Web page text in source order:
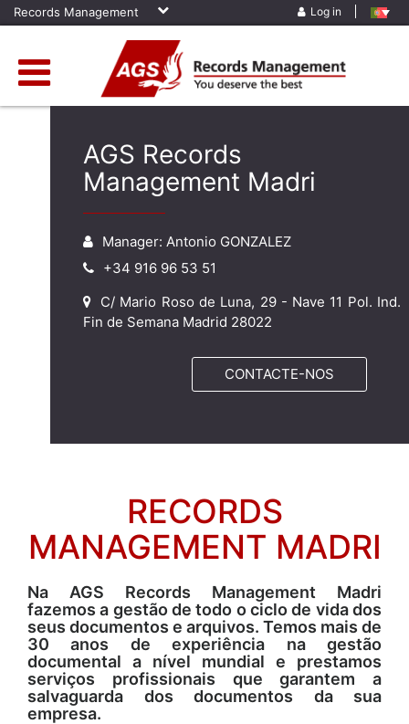
Records Management Log in
AGS Records
Management Madri
Manager: Antonio GONZALEZ
+34 916 96 53 51
C/ Mario Roso de Luna, 29 - Nave 11 Pol. Ind.
Fin de Semana Madrid 28022
CONTACTE-NOS
RECORDS
MANAGEMENT MADRI
Na AGS Records Management Madri
fazemos a gestão de todo o ciclo de vida dos
seus documentos e arquivos. Temos mais de
30 anos de experiência na gestão
documental a nível mundial e prestamos
serviços profissionais que garantem a
salvaguarda dos documentos da sua
empresa.